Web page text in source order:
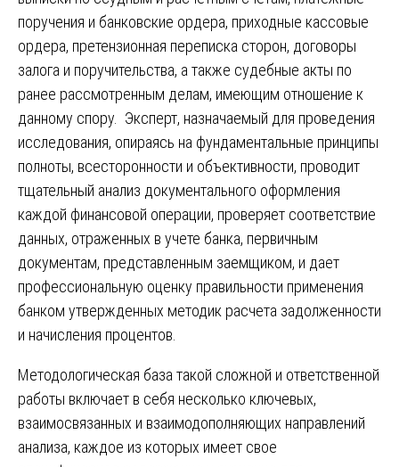
поручения и банковские ордера, приходные кассовые
ордера, претензионная переписка сторон, договоры
залога и поручительства, а также судебные акты по
ранее рассмотренным делам, имеющим отношение к
данному спору. Эксперт, назначаемый для проведения
исследования, опираясь на фундаментальные принципы
полноты, всесторонности и объективности, проводит
тщательный анализ документального оформления
каждой финансовой операции, проверяет соответствие
данных, отраженных в учете банка, первичным
документам, представленным заемщиком, и дает
профессиональную оценку правильности применения
банком утвержденных методик расчета задолженности
и начисления процентов.
Методологическая база такой сложной и ответственной
работы включает в себя несколько ключевых,
взаимосвязанных и взаимодополняющих направлений
анализа, каждое из которых имеет свое